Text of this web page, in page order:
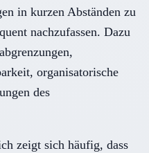
in kurzen Abständen zu
nachzufassen. Dazu
organisatorische
des
zeigt sich häufig, dass